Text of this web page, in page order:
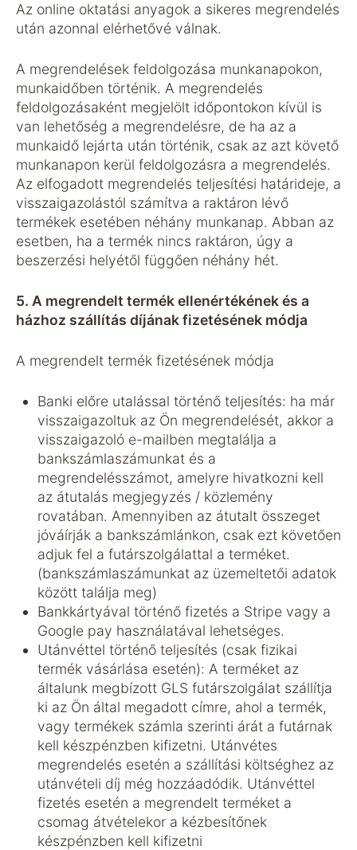
Az online oktatási anyagok a sikeres megrendelés
után azonnal elérhetővé válnak.
A megrendelések feldolgozása munkanapokon,
munkaidőben történik. A megrendelés
feldolgozásaként megjelölt időpontokon kívül is
van lehetőség a megrendelésre, de ha az a
munkaidő lejárta után történik, csak az azt követő
munkanapon kerül feldolgozásra a megrendelés.
Az elfogadott megrendelés teljesítési határideje, a
visszaigazolástól számítva a raktáron lévő
termékek esetében néhány munkanap. Abban az
esetben, ha a termék nincs raktáron, úgy a
beszerzési helyétől függően néhány hét.
5. A megrendelt termék ellenértékének és a
házhoz szállítás díjának fizetésének módja
A megrendelt termék fizetésének módja
Banki előre utalással történő teljesítés: ha már
visszaigazoltuk az Ön megrendelését, akkor a
visszaigazoló e-mailben megtalálja a
bankszámlaszámunkat és a
megrendelésszámot, amelyre hivatkozni kell
az átutalás megjegyzés / közlemény
rovatában. Amennyiben az átutalt összeget
jóváírják a bankszámlánkon, csak ezt követően
adjuk fel a futárszolgálattal a terméket.
(bankszámlaszámunkat az üzemeltetői adatok
között találja meg)
Bankkártyával történő fizetés a Stripe vagy a
Google pay használatával lehetséges.
Utánvéttel történő teljesítés (csak fizikai
termék vásárlása esetén): A terméket az
általunk megbízott GLS futárszolgálat szállítja
ki az Ön által megadott címre, ahol a termék,
vagy termékek számla szerinti árát a futárnak
kell készpénzben kifizetni. Utánvétes
megrendelés esetén a szállítási költséghez az
utánvételi díj még hozzáadódik. Utánvéttel
fizetés esetén a megrendelt terméket a
csomag átvételekor a kézbesítőnek
készpénzben kell kifizetni